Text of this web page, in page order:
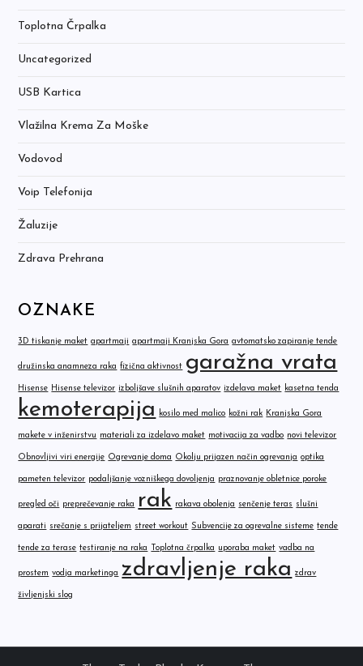
Toplotna Črpalka
Uncategorized
USB Kartica
Vlažilna Krema Za Moške
Vodovod
Voip Telefonija
Žaluzije
Zdrava Prehrana
OZNAKE
3D tiskanje maket apartmaji apartmaji Kranjska Gora avtomatsko zapiranje tende
družinska anamneza raka fizična aktivnost garažna vrata
Hisense Hisense televizor izboljšave slušnih aparatov izdelava maket kasetna tenda
kemoterapija kosilo med malico kožni rak Kranjska Gora
makete v inženirstvu materiali za izdelavo maket motivacija za vadbo novi televizor
Obnovljivi viri energije Ogrevanje doma Okolju prijazen način ogrevanja optika
pameten televizor podaljšanje vozniškega dovoljenja praznovanje obletnice poroke
pregled oči preprečevanje raka rak rakava obolenja senčenje teras slušni
aparati srečanje s prijateljem street workout Subvencije za ogrevalne sisteme tende
tende za terase testiranje na raka Toplotna črpalka uporaba maket vadba na
prostem vodja marketinga zdravljenje raka zdrav
življenjski slog